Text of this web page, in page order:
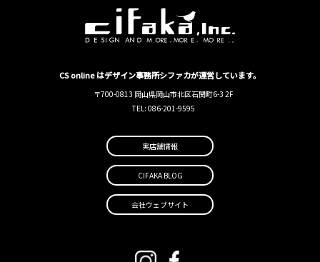
CS online はデザイン事務所シファカが運営しています。
〒700-0813 岡山県岡山市北区石関町6-3 2F
TEL: 086-201-9595
実店舗情報
CIFAKA BLOG
会社ウェブサイト